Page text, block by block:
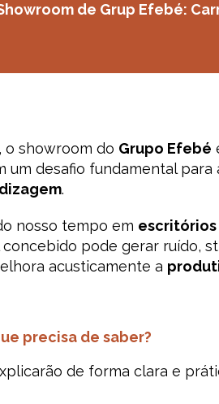
de Grup Efebé:
, o showroom do Grupo Efebé
um desafio fundamental
.
nosso tempo em
pode gerar ruído,
acusticamente a
precisa de saber?
de forma clara e